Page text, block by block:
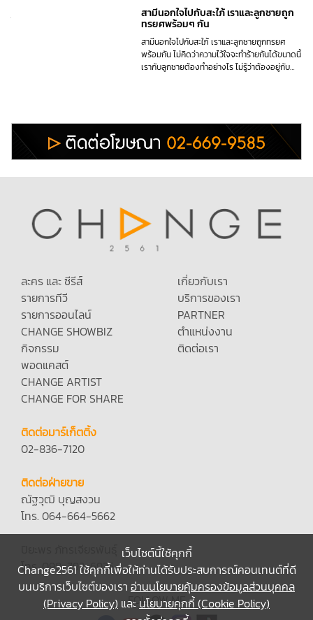
สามีนอกใจไปกับสะใภ้ เราและลูกชายถูก
ทรยศพร้อมๆ กัน
สามีนอกใจไปกับสะใภ้ เราและลูกชายถูกทรยศ
พร้อมกัน ไม่คิดว่าความไว้ใจจะทำร้ายกันได้ขนาดนี้
เรากับลูกชายต้องทำอย่างไร ไม่รู้ว่าต้องอยู่กับ
ละคร และ ซีรีส์
รายการทีวี
รายการออนไลน์
CHANGE SHOWBIZ
กิจกรรม
พอดแคสต์
CHANGE ARTIST
CHANGE FOR SHARE
เกี่ยวกับเรา
บริการของเรา
PARTNER
ตำแหน่งงาน
ติดต่อเรา
ติดต่อมาร์เก็ตติ้ง
02-836-7120
ติดต่อฝ่ายขาย
ณัฐวุฒิ บุญสงวน
โทร. 064-664-5662
โทร. 098-792-6935
FOLLOW ME
เว็บไซต์นี้ใช้คุกกี้
Change2561 ใช้คุกกี้เพื่อให้ท่านได้รับประสบการณ์คอนเทนต์ที่ดี
บนบริการเว็บไซต์ของเรา อ่านนโยบายคุ้มครองข้อมูลส่วนบุคคล
(Privacy Policy) และ นโยบายคุกกี้ (Cookie Policy)